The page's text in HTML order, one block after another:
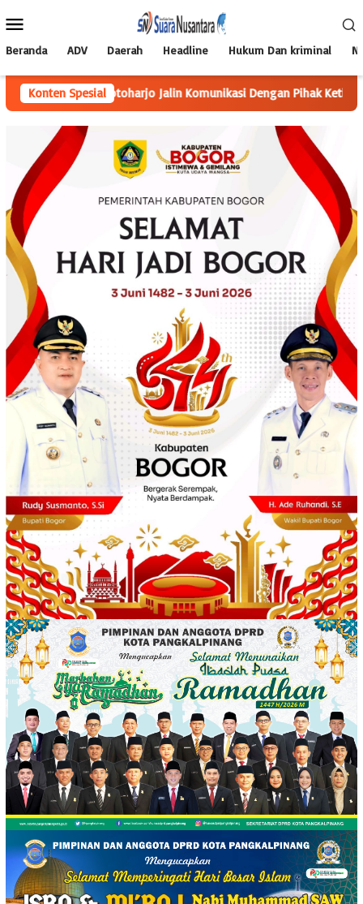
ke
Mobile
Beranda ADV Daerah Headline Hukum Dan kriminal
Konten Spesial
Notoharjo Jalin Komunikasi Dengan Pihak Ketiga, Perbaiki